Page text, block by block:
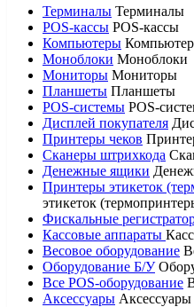
Терминалы Терминалы
POS-кассы POS-кассы
Компьютеры
Моноблоки Моноблоки
Мониторы Мониторы
Планшеты Планшеты
POS-системы POS-
Дисплей покупателя
Принтеры чеков
Сканеры штрихкода
Денежные ящики
Принтеры этикеток
этикеток
Фискальные
Кассовые аппараты
Весовое оборудование
Оборудование Б/У
Все POS-оборудование
Аксессуары Аксессуары